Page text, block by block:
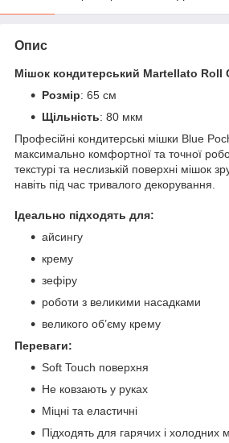
Опис
Мішок кондитерський Martellato Roll
Розмір: 65 см
Щільність: 80 мкм
Професійні кондитерські мішки Blue
максимально комфортної та точної
текстурі та неслизькій поверхні мішок
навіть під час тривалого декорування.
Ідеально підходять для:
айсингу
крему
зефіру
роботи з великими насадками
великого об’єму крему
Переваги:
Soft Touch поверхня
Не ковзають у руках
Міцні та еластичні
Підходять для гарячих і холодних